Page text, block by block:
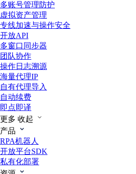
多账号管理防护
虚拟资产管理
专线加速与操作安全
开放API
多窗口同步器
团队协作
操作日志溯源
海量代理IP
自有代理导入
自动续费
即点即译
更多 收起
产品
RPA机器人
开放平台SDK
私有化部署